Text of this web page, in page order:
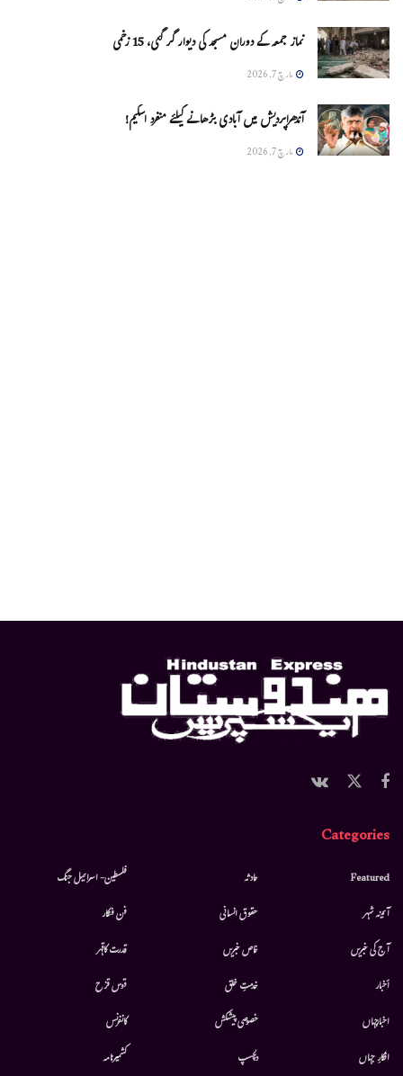
نماز جمعہ کے دوران مسجد کی دیوار گر گئی، 15 زخمی
مارچ 7, 2026
آندھراپردیش میں آبادی بڑھانے کیلئے منفرد اسکیم!
مارچ 7, 2026
Categories
Featured
آئینہ شہر
آج کی خبریں
أخبار
اخبارجہاں
افکارِ جہاں
حادثہ
حقوق انسانی
خاص خبریں
خدمتِ خلق
خصوصی پیشکش
دلچسپ
فلسطین- اسرائیل جنگ
فن فنکار
قدرت کاقہر
قوس قزح
کانفرنس
کشمیرنامہ